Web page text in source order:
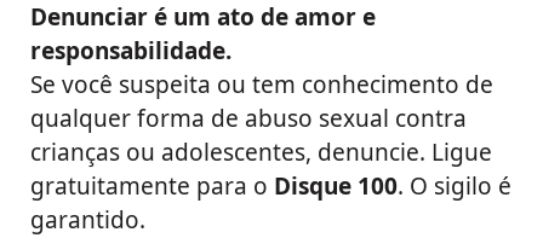
Denunciar é um ato de amor e
responsabilidade.
Se você suspeita ou tem conhecimento de
qualquer forma de abuso sexual contra
crianças ou adolescentes, denuncie. Ligue
gratuitamente para o Disque 100. O sigilo é
garantido.